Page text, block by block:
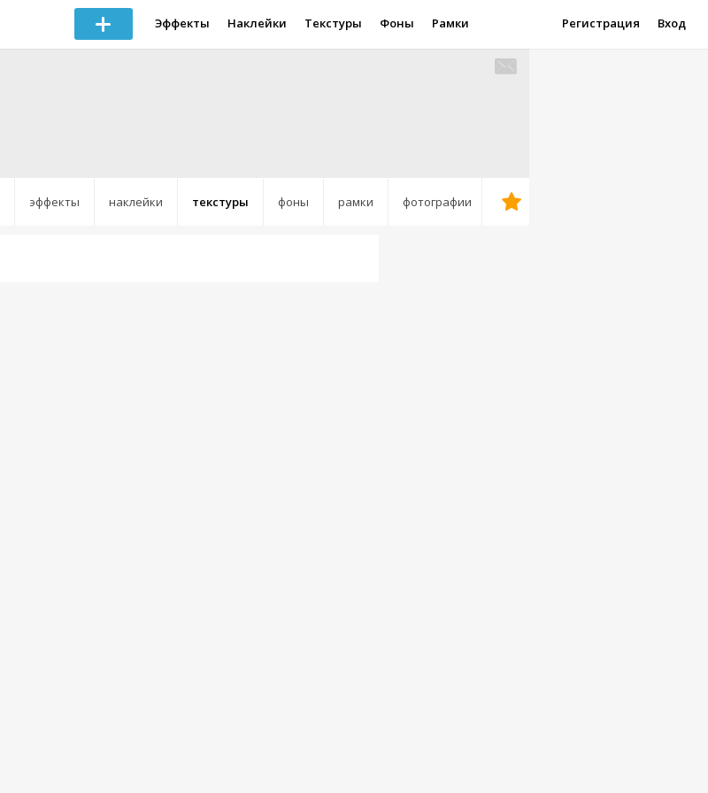
Эффекты Наклейки Текстуры Фоны Рамки Регистрация Вход
эффекты наклейки текстуры фоны рамки фотографии